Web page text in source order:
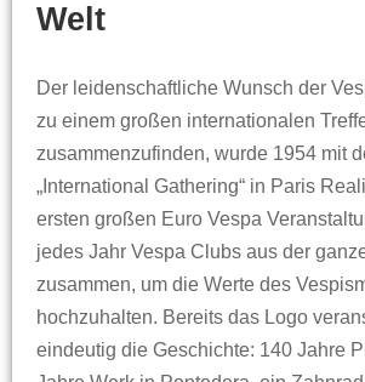
Welt
Der leidenschaftliche Wunsch der
zu einem großen internationalen
zusammenzufinden, wurde 1954 mit
„International Gathering“ in Paris
ersten großen Euro Vespa
jedes Jahr Vespa Clubs aus der
zusammen, um die Werte des
hochzuhalten. Bereits das Logo
eindeutig die Geschichte: 140 Jahre